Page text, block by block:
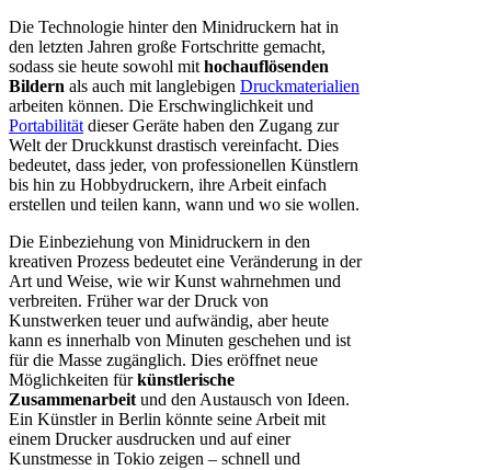
Die Technologie hinter den Minidruckern hat in
den letzten Jahren große Fortschritte gemacht,
sodass sie heute sowohl mit hochauflösenden
Bildern als auch mit langlebigen Druckmaterialien
arbeiten können. Die Erschwinglichkeit und
Portabilität dieser Geräte haben den Zugang zur
Welt der Druckkunst drastisch vereinfacht. Dies
bedeutet, dass jeder, von professionellen Künstlern
bis hin zu Hobbydruckern, ihre Arbeit einfach
erstellen und teilen kann, wann und wo sie wollen.
Die Einbeziehung von Minidruckern in den
kreativen Prozess bedeutet eine Veränderung in der
Art und Weise, wie wir Kunst wahrnehmen und
verbreiten. Früher war der Druck von
Kunstwerken teuer und aufwändig, aber heute
kann es innerhalb von Minuten geschehen und ist
für die Masse zugänglich. Dies eröffnet neue
Möglichkeiten fürkünstlerische
Zusammenarbeit und den Austausch von Ideen.
Ein Künstler in Berlin könnte seine Arbeit mit
einem Drucker ausdrucken und auf einer
Kunstmesse in Tokio zeigen – schnell und